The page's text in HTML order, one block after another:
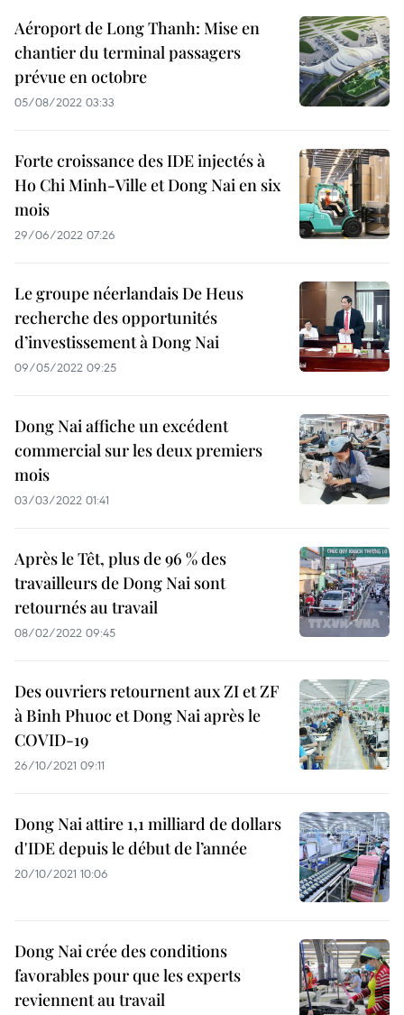
Aéroport de Long Thanh: Mise en
chantier du terminal passagers
prévue en octobre
05/08/2022 03:33
Forte croissance des IDE injectés à
Ho Chi Minh-Ville et Dong Nai en six
mois
29/06/2022 07:26
Le groupe néerlandais De Heus
recherche des opportunités
d’investissement à Dong Nai
09/05/2022 09:25
Dong Nai affiche un excédent
commercial sur les deux premiers
mois
03/03/2022 01:41
Après le Têt, plus de 96 % des
travailleurs de Dong Nai sont
retournés au travail
08/02/2022 09:45
Des ouvriers retournent aux ZI et ZF
à Binh Phuoc et Dong Nai après le
COVID-19
26/10/2021 09:11
Dong Nai attire 1,1 milliard de dollars
d'IDE depuis le début de l’année
20/10/2021 10:06
Dong Nai crée des conditions
favorables pour que les experts
reviennent au travail